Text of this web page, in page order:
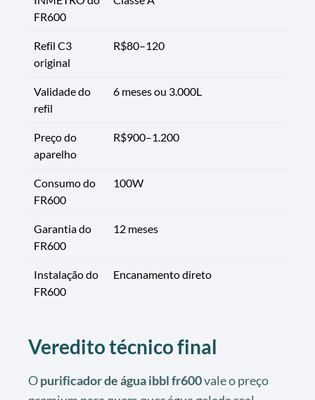
FR600
Refil C3
original
R$80–120
Validade do
refil
6 meses ou 3.000L
Preço do
aparelho
R$900–1.200
Consumo do
FR600
100W
Garantia do
FR600
12 meses
Instalação do
FR600
Encanamento direto
Veredito técnico final
Opurificador de água ibbl fr600vale o preço